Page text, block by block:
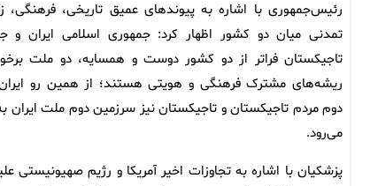
رئیس‌جمهوری با اشاره به پیوندهای عمیق تاریخی، فرهنگی،
تمدنی میان دو کشور اظهار کرد: جمهوری اسلامی ایران و
تاجیکستان فراتر از دو کشور دوست و همسایه، دو ملت
ریشه‌های مشترک فرهنگی و هویتی هستند؛ از همین رو
دوم مردم تاجیکستان و تاجیکستان نیز سرزمین دوم ملت ایران
می‌رود.
پزشکیان با اشاره به تجاوزات اخیر آمریکا و رژیم صهیونیستی